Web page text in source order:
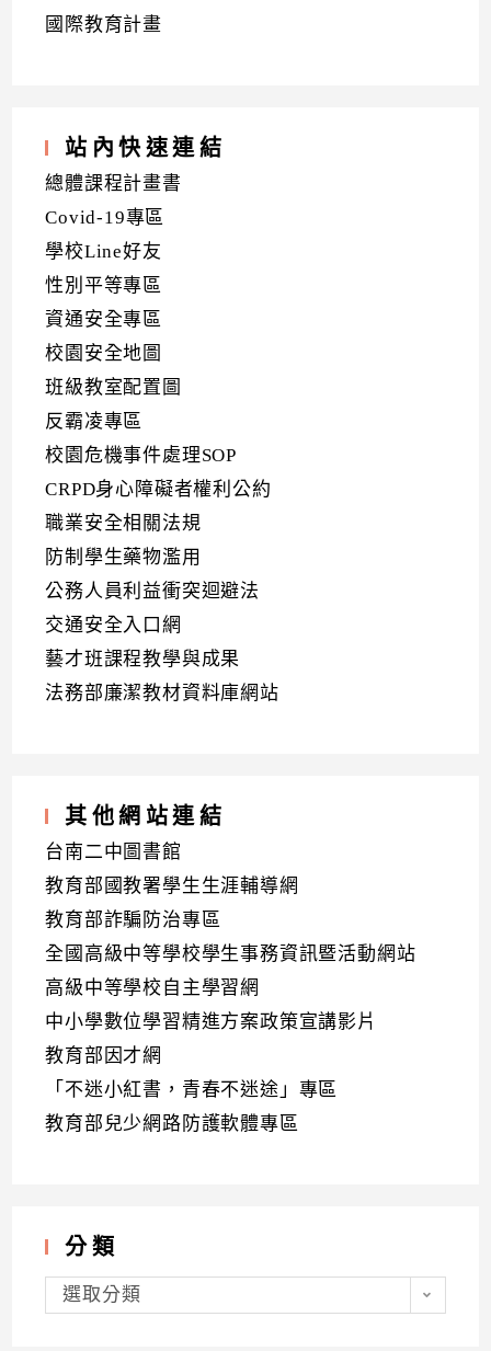
國際教育計畫
站內快速連結
總體課程計畫書
Covid-19專區
學校Line好友
性別平等專區
資通安全專區
校園安全地圖
班級教室配置圖
反霸凌專區
校園危機事件處理SOP
CRPD身心障礙者權利公約
職業安全相關法規
防制學生藥物濫用
公務人員利益衝突迴避法
交通安全入口網
藝才班課程教學與成果
法務部廉潔教材資料庫網站
其他網站連結
台南二中圖書館
教育部國教署學生生涯輔導網
教育部詐騙防治專區
全國高級中等學校學生事務資訊暨活動網站
高級中等學校自主學習網
中小學數位學習精進方案政策宣講影片
教育部因才網
「不迷小紅書，青春不迷途」專區
教育部兒少網路防護軟體專區
分類
分
類選取分類